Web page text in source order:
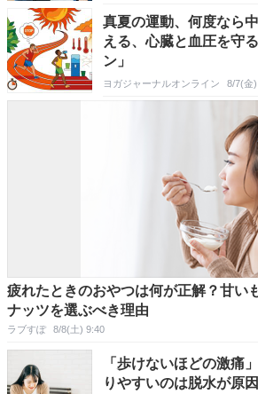
真夏の運動、何度なら
える、心臓と血圧を守
ン」
ヨガジャーナルオンライン 8/7(金
疲れたときのおやつは何が正解？甘い
ナッツを選ぶべき理由
ラブすぽ 8/8(土) 9:40
「歩けないほどの激
りやすいのは脱水が原